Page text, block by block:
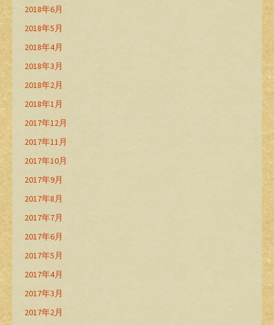
2018年6月
2018年5月
2018年4月
2018年3月
2018年2月
2018年1月
2017年12月
2017年11月
2017年10月
2017年9月
2017年8月
2017年7月
2017年6月
2017年5月
2017年4月
2017年3月
2017年2月